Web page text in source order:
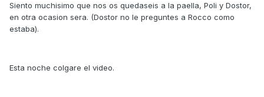
Siento muchisimo que nos os quedaseis a la paella, Poli y Dostor,
en otra ocasion sera. (Dostor no le preguntes a Rocco como
estaba).
Esta noche colgare el video.